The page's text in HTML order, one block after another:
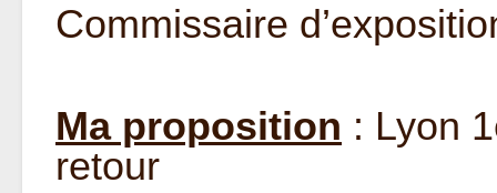
Commissaire
Ma proposition : Lyon
retour